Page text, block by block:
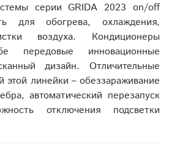
серии GRIDA 2023 on/off
для обогрева, охлаждения,
воздуха. Кондиционеры
передовые инновационные
дизайн. Отличительные
этой линейки – обеззараживание
автоматический перезапуск
отключения подсветки